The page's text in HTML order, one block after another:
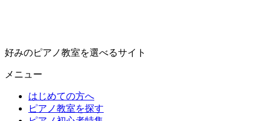
好みのピアノ教室を選べるサイト
メニュー
はじめての方へ
ピアノ教室を探す